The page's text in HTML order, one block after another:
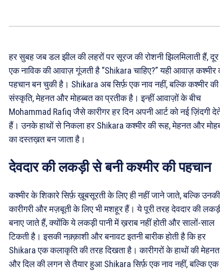
हर सुबह जब डल झील की लहरों पर सूरज की रोशनी झिलमिलाती हैं,
एक नाविक की आवाज़ गूंजती है “Shikara चाहिए?” यही आवाज़ कश्मीर
पहचान बन चुकी है। Shikara अब सिर्फ़ एक नाव नहीं, बल्कि कश्मीर की
संस्कृति, मेहनत और मोहब्बत का प्रतीक है। इन्हीं आवाज़ों के बीच
Mohammad Rafiq जैसे कारीगर हर दिन अपनी आर्ट को नई ज़िंदगी
हैं। उनके हाथों से निकला हर Shikara कश्मीर की रूह, मेहनत और
का दस्तख़त बन जाता है।
देवदार की लकड़ी से बनी कश्मीर की पहचान
कश्मीर के शिकारे सिर्फ़ ख़ूबसूरती के लिए ही नहीं जाने जाते, बल्कि उनकी
कारीगरी और मज़बूती के लिए भी मशहूर हैं। ये पूरी तरह देवदार की
बनाए जाते हैं, क्योंकि ये लकड़ी पानी में ख़राब नहीं होती और सालों-साल
टिकती है। इसकी नक़्क़ाशी और बनावट इतनी बारीक होती है कि हर
Shikara एक कलाकृति की तरह दिखता है। कारीगरों के हाथों की मेहनत
और दिल की लगन से तैयार हुआ Shikara सिर्फ़ एक नाव नहीं, बल्कि एक